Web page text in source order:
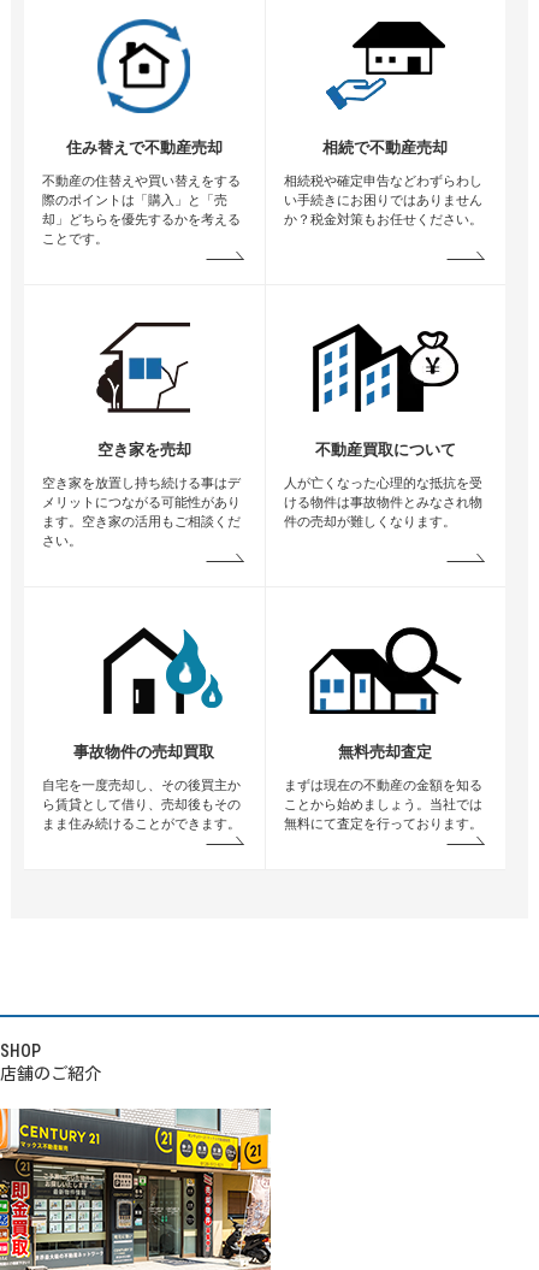
住み替えで不動産売却
不動産の住替えや買い替えをする
際のポイントは「購入」と「売
却」どちらを優先するかを考える
ことです。
相続で不動産売却
相続税や確定申告などわずらわし
い手続きにお困りではありません
か？税金対策もお任せください。
空き家を売却
空き家を放置し持ち続ける事はデ
メリットにつながる可能性があり
ます。空き家の活用もご相談くだ
さい。
不動産買取について
人が亡くなった心理的な抵抗を受
ける物件は事故物件とみなされ物
件の売却が難しくなります。
事故物件の売却買取
自宅を一度売却し、その後買主か
ら賃貸として借り、売却後もその
まま住み続けることができます。
無料売却査定
まずは現在の不動産の金額を知る
ことから始めましょう。当社では
無料にて査定を行っております。
SHOP
店舗のご紹介